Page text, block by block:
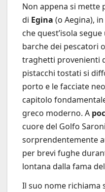
Non appena si mette
di Egina (o Aegina),
che quest’isola
barche dei pescatori
traghetti provenienti
pistacchi tostati si
porto e le facciate
capitolo
greco moderno. A
cuore del Golfo
sorprendentemente
per brevi fughe
lontana dalla fama
Il suo nome richiama